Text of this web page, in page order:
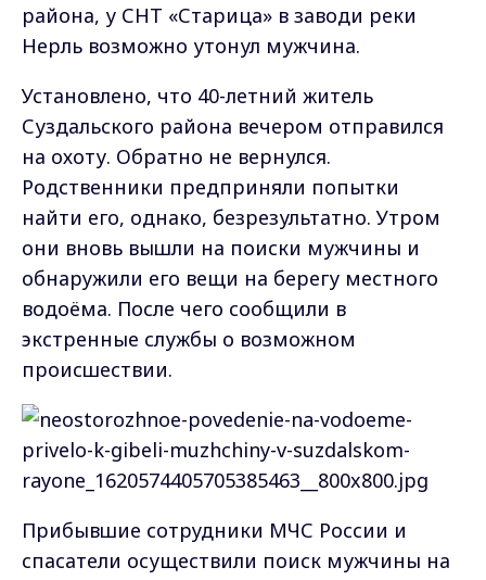
района, у СНТ «Старица» в заводи реки
Нерль возможно утонул мужчина.
Установлено, что 40-летний житель
Суздальского района вечером отправился
на охоту. Обратно не вернулся.
Родственники предприняли попытки
найти его, однако, безрезультатно. Утром
они вновь вышли на поиски мужчины и
обнаружили его вещи на берегу местного
водоёма. После чего сообщили в
экстренные службы о возможном
происшествии.
Прибывшие сотрудники МЧС России и
спасатели осуществили поиск мужчины на